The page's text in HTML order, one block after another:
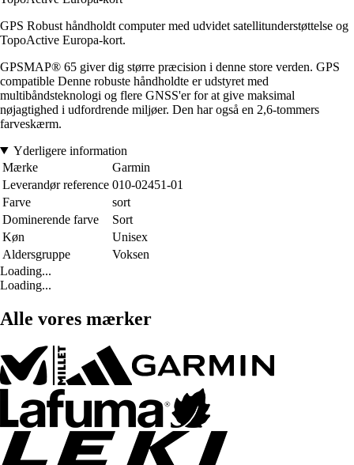
GPS Robust håndholdt computer med udvidet satellitunderstøttelse og
TopoActive Europa-kort.
GPSMAP® 65 giver dig større præcision i denne store verden. GPS
compatible Denne robuste håndholdte er udstyret med
multibåndsteknologi og flere GNSS'er for at give maksimal
nøjagtighed i udfordrende miljøer. Den har også en 2,6-tommers
farveskærm.
Yderligere information
Mærke
Garmin
Leverandør reference 010-02451-01
Farve
sort
Dominerende farve
Sort
Køn
Unisex
Aldersgruppe
Voksen
Loading...
Loading...
Alle vores mærker